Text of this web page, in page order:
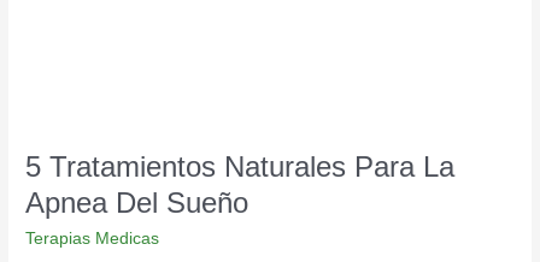
5 Tratamientos Naturales Para La
Apnea Del Sueño
Terapias Medicas